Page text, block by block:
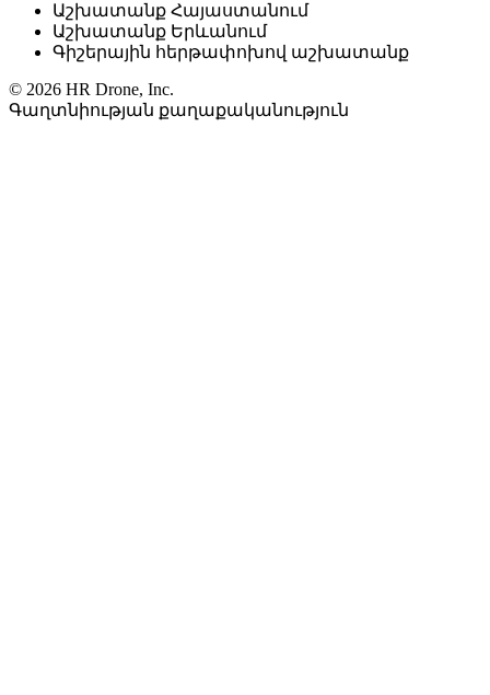
Աշխատանք Հայաստանում
Աշխատանք Երևանում
Գիշերային հերթափոխով աշխատանք
© 2026 HR Drone, Inc.
Գաղտնիության քաղաքականություն